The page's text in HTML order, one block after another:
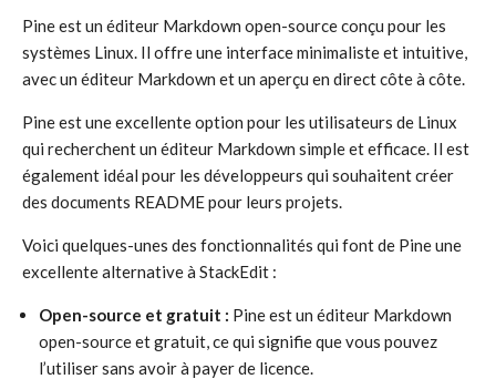
Pine est un éditeur Markdown open-source conçu pour les
systèmes Linux. Il offre une interface minimaliste et intuitive,
avec un éditeur Markdown et un aperçu en direct côte à côte.
Pine est une excellente option pour les utilisateurs de Linux
qui recherchent un éditeur Markdown simple et efficace. Il est
également idéal pour les développeurs qui souhaitent créer
des documents README pour leurs projets.
Voici quelques-unes des fonctionnalités qui font de Pine une
excellente alternative à StackEdit :
Open-source et gratuit : Pine est un éditeur Markdown
open-source et gratuit, ce qui signifie que vous pouvez
l’utiliser sans avoir à payer de licence.